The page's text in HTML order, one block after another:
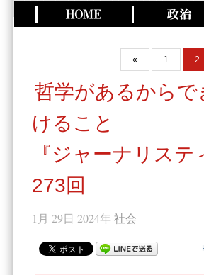
« 1 2
哲学があるから
けること
『ジャーナリス
273回
1月 29日 2024年 社会